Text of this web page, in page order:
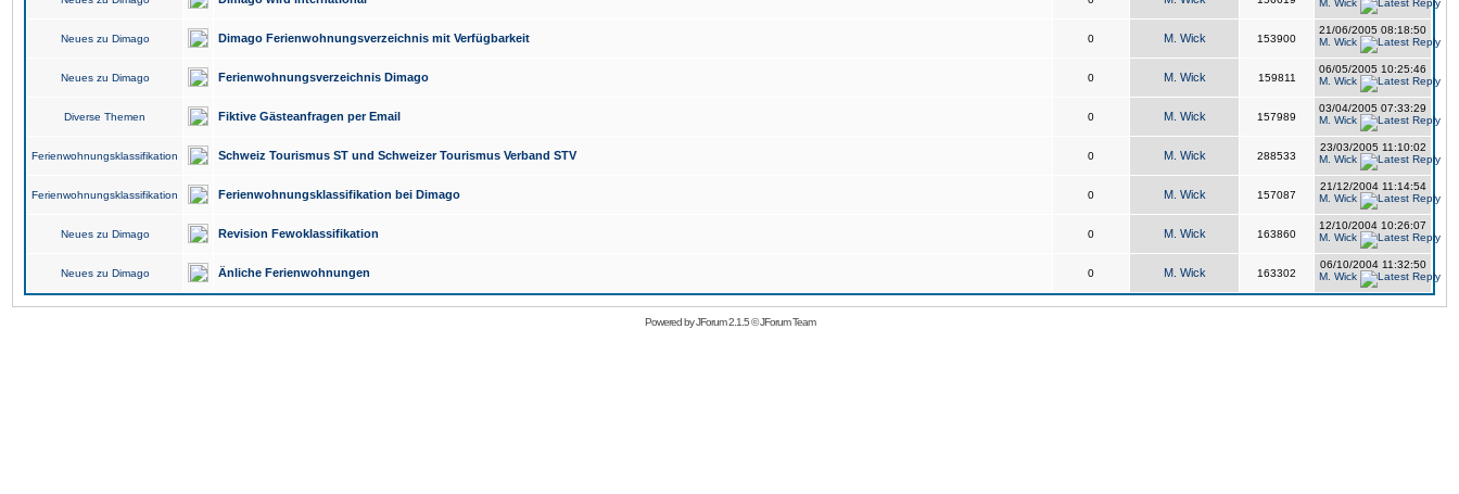
M. Wick
Neues zu Dimago Dimago Ferienwohnungsverzeichnis mit Verfügbarkeit 0 M. Wick 153900
21/06/2005 08:18:50
M. Wick
Neues zu Dimago Ferienwohnungsverzeichnis Dimago 0 M. Wick 159811
06/05/2005 10:25:46
M. Wick
Diverse Themen Fiktive Gästeanfragen per Email 0 M. Wick 157989
03/04/2005 07:33:29
M. Wick
Ferienwohnungsklassifikation Schweiz Tourismus ST und Schweizer Tourismus Verband STV 0 M. Wick 288533
23/03/2005 11:10:02
M. Wick
Ferienwohnungsklassifikation Ferienwohnungsklassifikation bei Dimago 0 M. Wick 157087
21/12/2004 11:14:54
M. Wick
Neues zu Dimago Revision Fewoklassifikation 0 M. Wick 163860
12/10/2004 10:26:07
M. Wick
Neues zu Dimago Änliche Ferienwohnungen 0 M. Wick 163302
06/10/2004 11:32:50
M. Wick
Powered byJForum 2.1.5©JForum Team